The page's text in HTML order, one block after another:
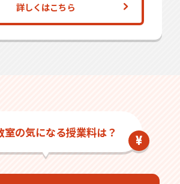
詳しくはこちら
室の気になる授業料は？